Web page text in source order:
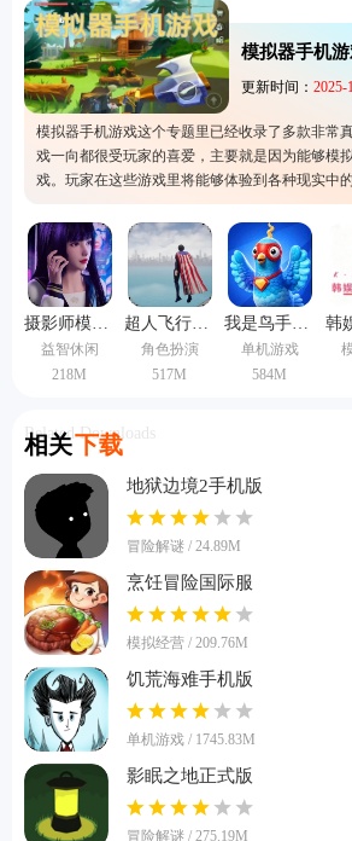
模拟器手机
更新时间： 2025-
模拟器手机游戏这个专题里已经收录了多款非常
戏一向都很受玩家的喜爱，主要就是因为能够模
戏。玩家在这些游戏里将能够体验到各种现实中
机还有模拟驾驶。这个专题拥有下载的服务，能
载适合自己的手游，手游快来下载体验看看吧。
摄影师模拟器手机版
益智休闲
218M
超人飞行模拟器手机版
角色扮演
517M
我是鸟手机版
单机游戏
584M
相关下载
Related Downloads
地狱边境2手机版
冒险解谜 / 24.89M
烹饪冒险国际服
模拟经营 / 209.76M
饥荒海难手机版
单机游戏 / 1745.83M
影眠之地正式版
冒险解谜 / 275.19M